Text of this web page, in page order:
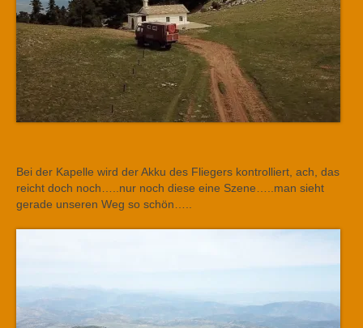
Bei der Kapelle wird der Akku des Fliegers kontrolliert, ach, das
reicht doch noch…..nur noch diese eine Szene…..man sieht
gerade unseren Weg so schön…..